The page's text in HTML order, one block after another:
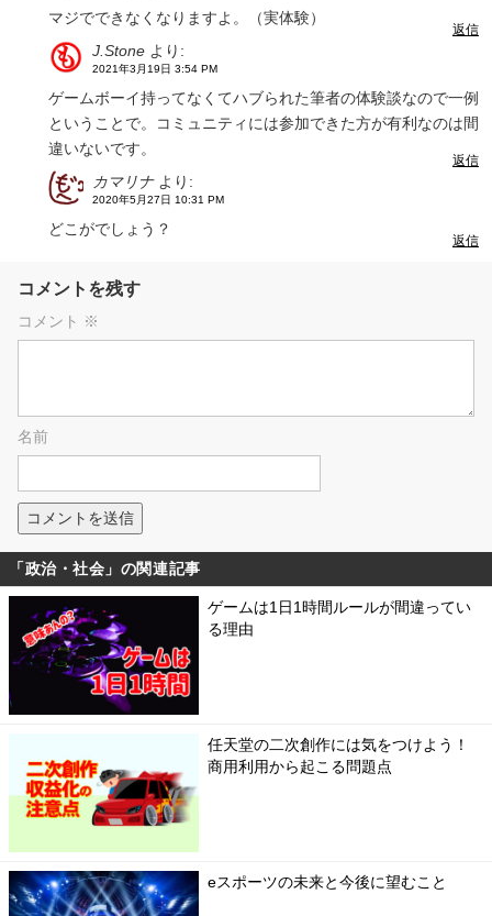
マジでできなくなりますよ。（実体験）
返信
J.Stone より:
2021年3月19日 3:54 PM
ゲームボーイ持ってなくてハブられた筆者の体験談なので一例
ということで。コミュニティには参加できた方が有利なのは間
違いないです。
返信
カマリナ より:
2020年5月27日 10:31 PM
どこがでしょう？
返信
コメントを残す
コメント ※
名前
「政治・社会」の関連記事
ゲームは1日1時間ルールが間違ってい
る理由
任天堂の二次創作には気をつけよう！
商用利用から起こる問題点
eスポーツの未来と今後に望むこと